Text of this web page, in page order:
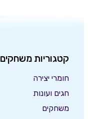
קטגוריות משחקים
חומרי יצירה
חגים ועונות
משחקים